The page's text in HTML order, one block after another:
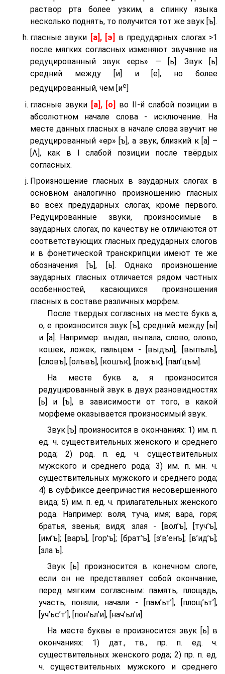
раствор рта более узким, а спинку языка
несколько поднять, то получится тот же звук [ъ].
гласные звуки
[а], [э]
в предударных слогах >1
после мягких согласных изменяют звучание на
редуцированный звук «ерь» — [ь]. Звук [ь]
средний между [и] и [е], но более
редуцированный, чем [ие
гласные звуки [а], [о] во II-й слабой позиции в
абсолютном начале слова - исключение. На
месте данных гласных в начале слова звучит не
редуцированный «ер» [ъ], а звук, близкий к [а] –
[Λ], как в I слабой позиции после твёрдых
согласных.
Произношение гласных в заударных слогах в
основном аналогично произношению гласных
во всех предударных слогах, кроме первого.
Редуцированные звуки, произносимые в
заударных слогах, по качеству не отличаются от
соответствующих гласных предударных слогов
и в фонетической транскрипции имеют те же
обозначения [ъ], [ь]. Однако произношение
заударных гласных отличается рядом частных
особенностей, касающихся произношения
гласных в составе различных морфем.
После твердых согласных на месте букв а,
о, е произносится звук [ъ], средний между [ы]
и [а]. Например: выдал, выпала, слово, олово,
кошек, ложек, пальцем - [выдъл], [выпълъ],
[словъ], [олъвъ], [кошък], [ложък], [пал’цъм].
На месте букв а, я произносится
редуцированный звук в двух разновидностях
[ь] и [ъ], в зависимости от того, в какой
морфеме оказывается произносимый звук.
Звук [ъ] произносится в окончаниях: 1) им. п.
ед. ч. существительных женского и среднего
рода; 2) род. п. ед. ч. существительных
мужского и среднего рода; 3) им. п. мн. ч.
существительных мужского и среднего рода;
4) в суффиксе деепричастия несовершенного
вида; 5) им. п. ед. ч. прилагательных женского
рода. Например: воля, туча, имя; вара, горя;
братья, звенья; видя; злая - [вол’ъ], [туч’ъ],
[им’ъ]; [варъ], [гор’ъ]; [брат’ъ], [з’в’eнъ]; [в’ид’ъ];
[зла ъ].
Звук [ь] произносится в конечном слоге,
если он не представляет собой окончание,
перед мягким согласным: память, площадь,
участь, поняли, начали - [пам’ьт’], [площ’ьт’],
[уч’ьс’т’], [пон’ьл’и], [нач’ьл’и].
На месте буквы е произносится звук [ь] в
окончаниях: 1) дат., тв., пр. п. ед. ч.
существительных женского рода; 2) пр. п. ед.
ч. существительных мужского и среднего